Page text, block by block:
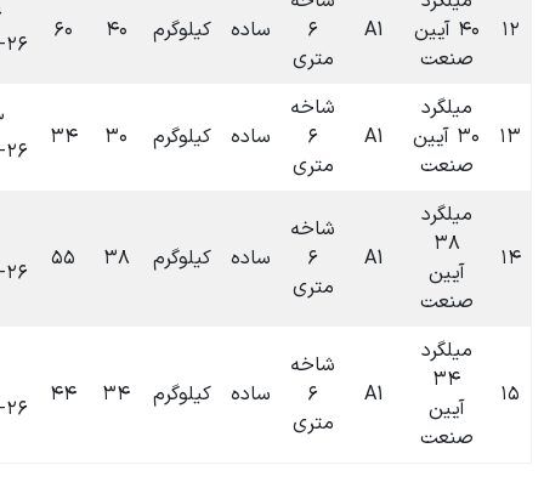
۶
ساده کیلوگرم ۴۰ ۶۰
۰۹:۳۶
۱۴۰۴-۰۶-۲۶
تومان
۶
ساده کیلوگرم ۳۰ ۳۴
۰۹:۳۳
۱۴۰۴-۰۶-۲۶
۰تومان
۶
ساده کیلوگرم ۳۸ ۵۵
۰۹:۲۹
۱۴۰۴-۰۶-۲۶
تومان
۶
ساده کیلوگرم ۳۴ ۴۴
۰۹:۲۵
۱۴۰۴-۰۶-۲۶
تومان